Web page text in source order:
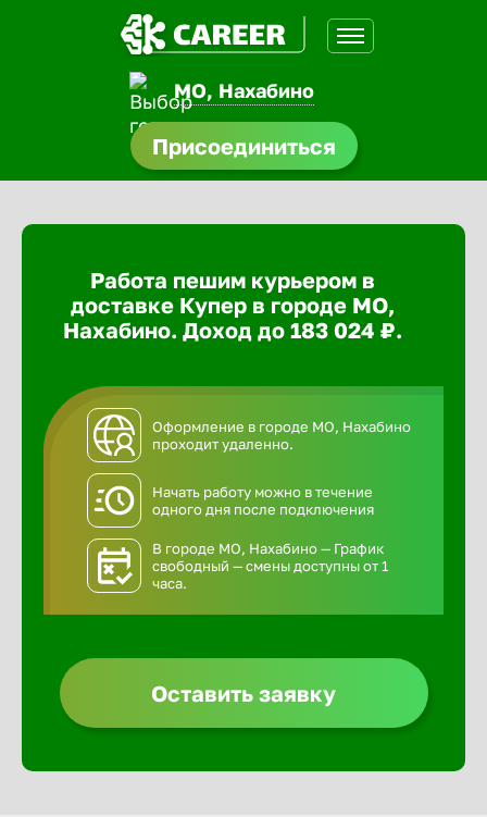
МО, Нахабино
Присоединиться
Работа пешим курьером в
доставке Купер в городе МО,
Нахабино. Доход до 183 024 ₽.
Оформление в городе МО, Нахабино
проходит удаленно.
Начать работу можно в течение
одного дня после подключения
В городе МО, Нахабино — График
свободный — смены доступны от 1
часа.
Оставить заявку